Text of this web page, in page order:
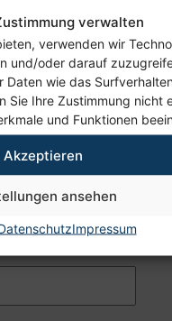
verwalten
verwenden wir
und/oder darauf
Daten wie das
Sie Ihre Zustimmung nicht
und Funktionen
Akzeptieren
ansehen
Impressum
Dann
oder per E-
hilft Ihnen gern